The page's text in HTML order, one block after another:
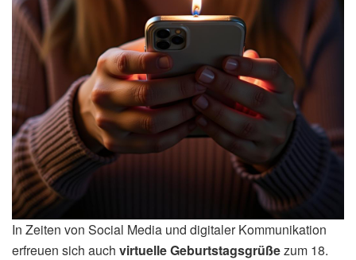
In Zeiten von Social Media und digitaler Kommunikation
erfreuen sich auch virtuelle Geburtstagsgrüßezum 18.